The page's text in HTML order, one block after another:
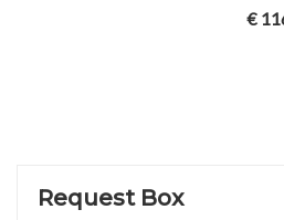
116,20
Request Box